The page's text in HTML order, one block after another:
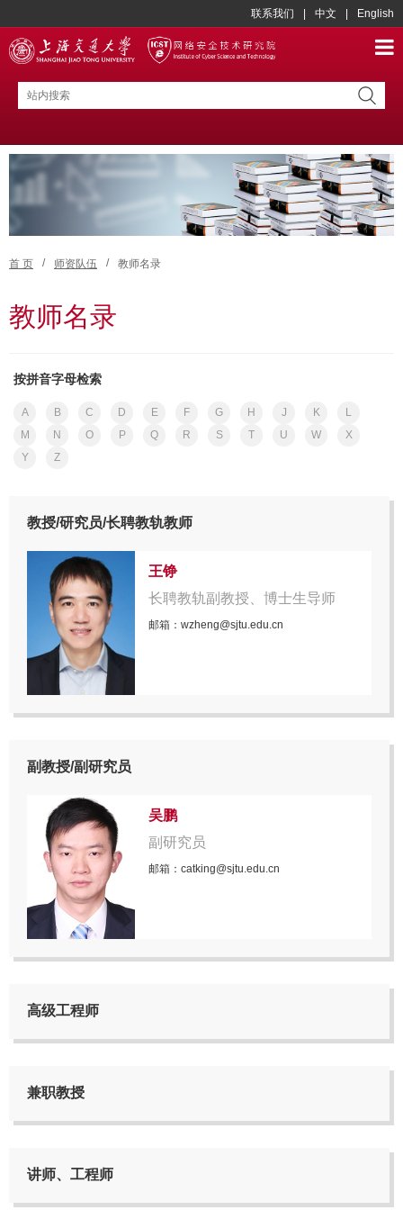
English
中文
联系我们
首 页 / 师资队伍 / 教师名录
教师名录
按拼音字母检索
A B C D E F G H J K
L
M
N O P Q R S T U W
X
Y
Z
教授/研究员/长聘教轨教师
王铮
长聘教轨副教授、博士生导师
邮箱：wzheng@sjtu.edu.cn
副教授/副研究员
吴鹏
副研究员
邮箱：catking@sjtu.edu.cn
高级工程师
兼职教授
讲师、工程师